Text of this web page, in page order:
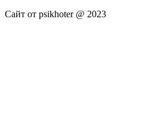
Сайт от psikhoter @ 2023